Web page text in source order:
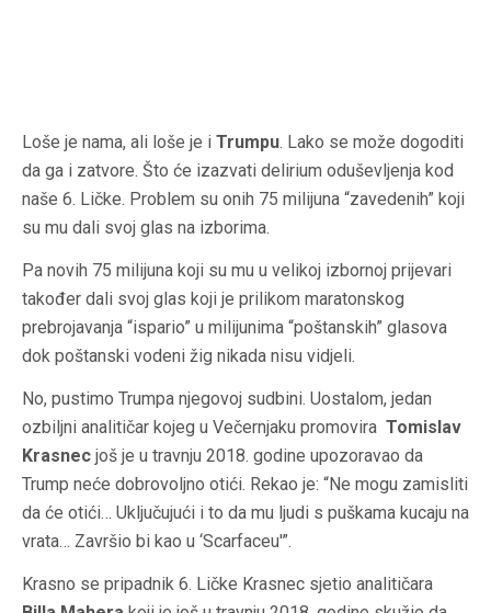
Loše je nama, ali loše je i Trumpu. Lako se može dogoditi
da ga i zatvore. Što će izazvati delirium oduševljenja kod
naše 6. Ličke. Problem su onih 75 milijuna “zavedenih” koji
su mu dali svoj glas na izborima.
Pa novih 75 milijuna koji su mu u velikoj izbornoj prijevari
također dali svoj glas koji je prilikom maratonskog
prebrojavanja “ispario” u milijunima “poštanskih” glasova
dok poštanski vodeni žig nikada nisu vidjeli.
No, pustimo Trumpa njegovoj sudbini. Uostalom, jedan
ozbiljni analitičar kojeg u Večernjaku promovira Tomislav
Krasnec još je u travnju 2018. godine upozoravao da
Trump neće dobrovoljno otići. Rekao je: “Ne mogu zamisliti
da će otići… Uključujući i to da mu ljudi s puškama kucaju na
vrata… Završio bi kao u ‘Scarfaceu'”.
Krasno se pripadnik 6. Ličke Krasnec sjetio analitičara